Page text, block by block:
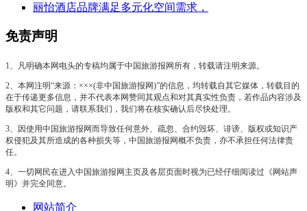
丽怡酒店品牌满足多元化空间需求，
免责声明
1、凡明确本网电头的专稿均属于中国旅游报网所有，转载请注明来源。
2、本网注明“来源：×××(非中国旅游报网)”的信息，均转载自其它媒体，转载目的
在于传递更多信息，并不代表本网赞同其观点和对其真实性负责，若作品内容涉及
版权和其它问题，请联系我们，我们将在核实确认后尽快处理。
3、因使用中国旅游报网而导致任何意外、疏忽、合约毁坏、诽谤、版权或知识产
权侵犯及其所造成的各种损失等，中国旅游报网概不负责，亦不承担任何法律责
任。
4、一切网民在进入中国旅游报网主页及各层页面时视为已经仔细阅读过《网站声
明》并完全同意。
网站简介